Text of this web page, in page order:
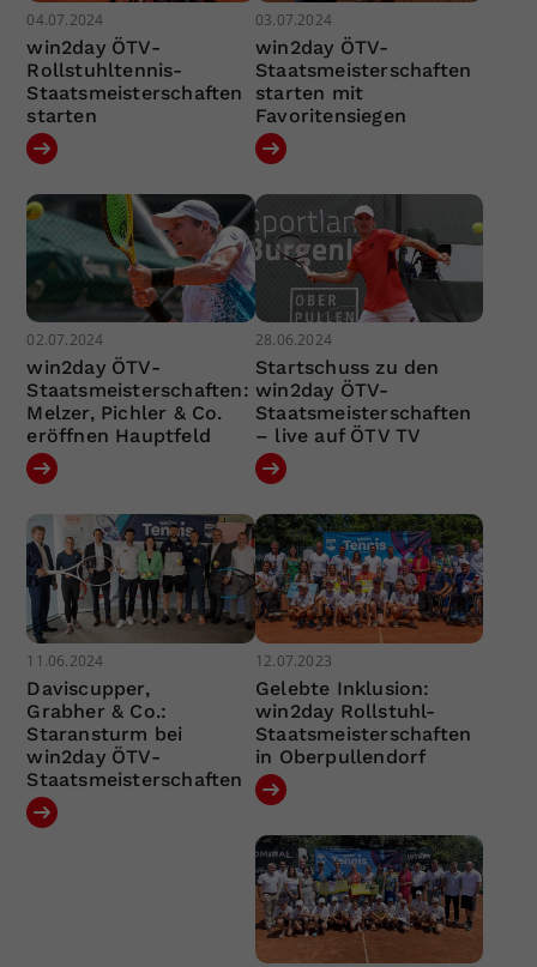
04.07.2024
win2day ÖTV-
Rollstuhltennis-
Staatsmeisterschaften
starten
03.07.2024
win2day ÖTV-
Staatsmeisterschaften
starten mit
Favoritensiegen
02.07.2024
win2day ÖTV-
Staatsmeisterschaften:
Melzer, Pichler & Co.
eröffnen Hauptfeld
28.06.2024
Startschuss zu den
win2day ÖTV-
Staatsmeisterschaften
– live auf ÖTV TV
11.06.2024
Daviscupper,
Grabher & Co.:
Staransturm bei
win2day ÖTV-
Staatsmeisterschaften
12.07.2023
Gelebte Inklusion:
win2day Rollstuhl-
Staatsmeisterschaften
in Oberpullendorf